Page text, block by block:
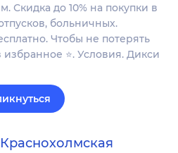
Скидка до 10% на покупки в
больничных.
Чтобы не потерять
⭐. Условия. Дикси